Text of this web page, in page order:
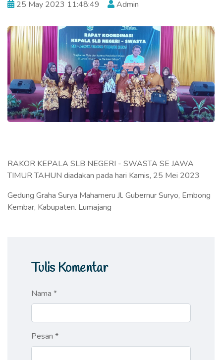
25 May 2023 11:48:49 Admin
RAKOR KEPALA SLB NEGERI - SWASTA SE JAWA
TIMUR TAHUN diadakan pada hari Kamis, 25 Mei 2023
Gedung Graha Surya Mahameru Jl. Gubernur Suryo, Embong
Kembar, Kabupaten. Lumajang
Tulis Komentar
Nama *
Pesan *